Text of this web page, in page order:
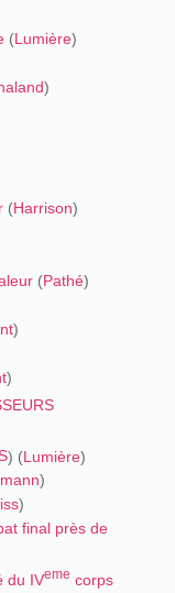
(Lumière)
)
(Harrison)
(Pathé)
)
)
) (Lumière)
)
)
final près de
du IVeme corps